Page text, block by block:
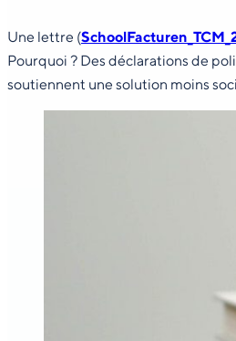
Une lettre (
Pourquoi ? Des déclarations de
soutiennent une solution moins